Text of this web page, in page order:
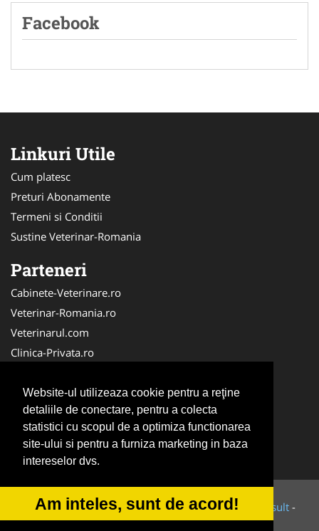
Website-ul utilizeaza cookie pentru a reţine
detaliile de conectare, pentru a colecta
statistici cu scopul de a optimiza functionarea
site-ului si pentru a furniza marketing in baza
intereselor dvs.
Am inteles, sunt de acord!
Facebook
Linkuri Utile
Cum platesc
Preturi Abonamente
Termeni si Conditii
Sustine Veterinar-Romania
Parteneri
Cabinete-Veterinare.ro
Veterinar-Romania.ro
Veterinarul.com
Clinica-Privata.ro
SalonFrizerieCanina.com
Dresaj-Caine.ro
DresajCaine.ro
NonStopDeschis.ro
© 2014-2026 Powered byVilonMedia&Tokaido Consult -